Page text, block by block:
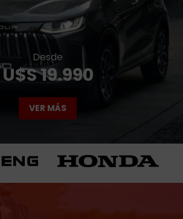
Desde
U$S 19.990
VER MÁS
S06 desde
U$S 29.990
VER MÁS